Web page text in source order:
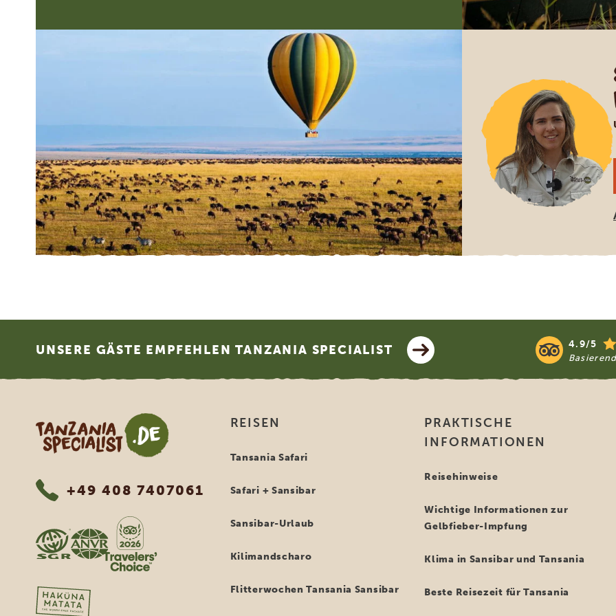
UNSERE GÄSTE EMPFEHLEN TANZANIA SPECIALIST 4.9/5
Tanzania Specialist
+49 408 7407061
REISEN
Tansania Safari
Safari + Sansibar
Sansibar-Urlaub
Kilimandscharo
Flitterwochen Tansania Sansibar
PRAKTISCHE
INFORMATIONEN
Reisehinweise
Wichtige Informationen zur
Gelbfieber-Impfung
Klima in Sansibar und Tansania
Beste Reisezeit für Tansania